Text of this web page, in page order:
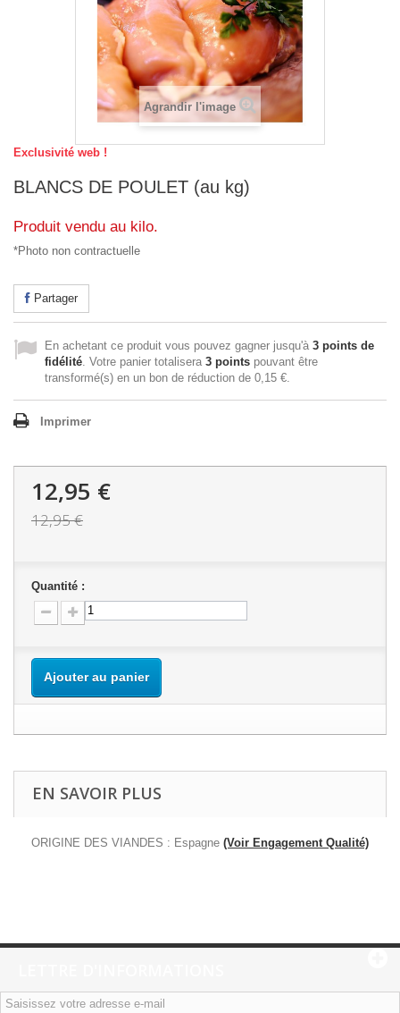
Agrandir l'image
Exclusivité web !
BLANCS DE POULET (au kg)
Produit vendu au kilo.
*Photo non contractuelle
Partager
En achetant ce produit vous pouvez gagner jusqu'à 3 points de
fidélité. Votre panier totalisera 3 points pouvant être
transformé(s) en un bon de réduction de 0,15 €.
Imprimer
12,95 €
12,95 €
Quantité :
Ajouter au panier
EN SAVOIR PLUS
ORIGINE DES VIANDES : Espagne (Voir Engagement Qualité)